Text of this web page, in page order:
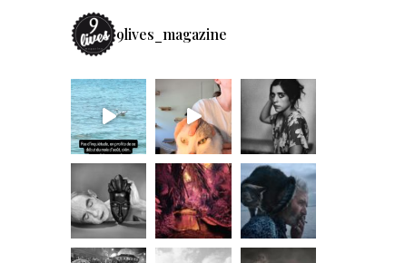
9lives_magazine